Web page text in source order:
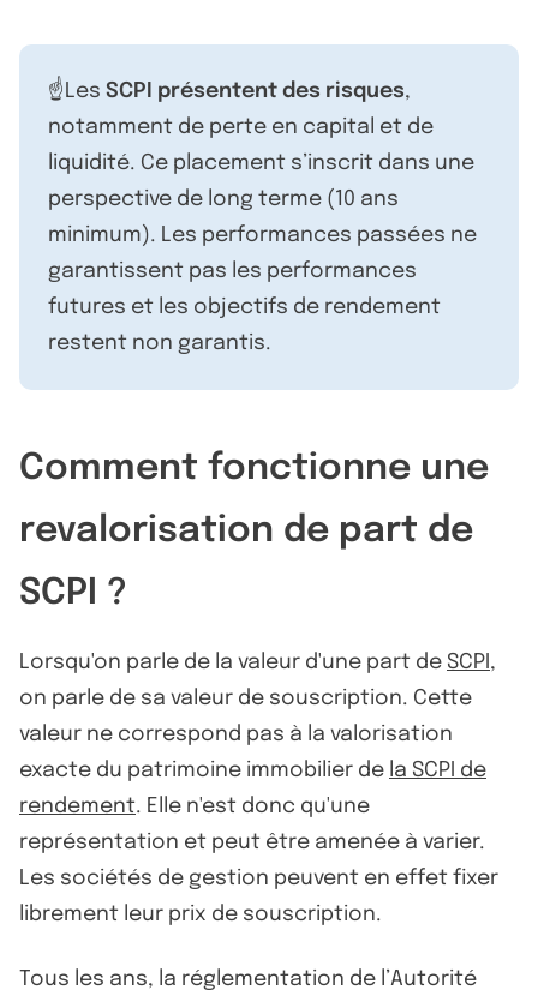
☝️Les SCPI présentent des risques,
notamment de perte en capital et de
liquidité. Ce placement s’inscrit dans une
perspective de long terme (10 ans
minimum). Les performances passées ne
garantissent pas les performances
futures et les objectifs de rendement
restent non garantis.
Comment fonctionne une
revalorisation de part de
SCPI ?
Lorsqu'on parle de la valeur d'une part de SCPI ,
on parle de sa valeur de souscription. Cette
valeur ne correspond pas à la valorisation
exacte du patrimoine immobilier de la SCPI de
rendement. Elle n'est donc qu'une
représentation et peut être amenée à varier.
Les sociétés de gestion peuvent en effet fixer
librement leur prix de souscription.
Tous les ans, la réglementation de l’Autorité